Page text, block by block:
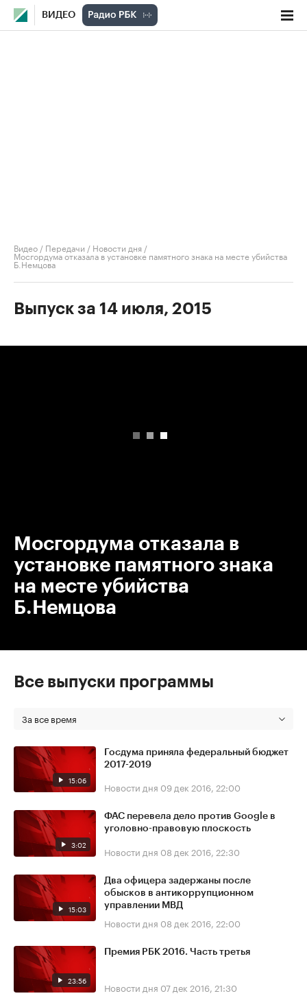
ВИДЕО
Видео / Передачи / Новости дня /
Мосгордума отказала в установке памятного знака на месте убийства
Б.Немцова
Выпуск за 14 июля, 2015
Мосгордума отказала в
установке памятного знака
на месте убийства
Б.Немцова
Все выпуски программы
За все время
15:06
Госдума приняла федеральный бюджет
2017-2019
Новости дня 09 дек 2016, 22:00
3:02
ФАС перевела дело против Google в
уголовно-правовую плоскость
Новости дня 08 дек 2016, 22:30
15:03
Два офицера задержаны после
обысков в антикоррупционном
управлении МВД
Новости дня 08 дек 2016, 22:00
23:56
Премия РБК 2016. Часть третья
Новости дня 07 дек 2016, 21:30